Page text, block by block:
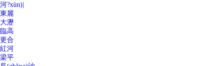
河?xùn)|
東麗
大瀝
臨高
更合
紅河
梁平